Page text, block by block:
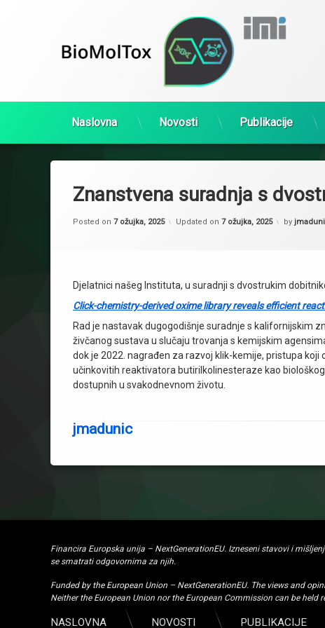
Naslovna Novosti Publikacije
Znanstvena suradnja s
Posted on 7 ožujka, 2025 Updated on 7 ožujka, 2025 by
Djelatnici našeg Instituta, u suradnji s dvostrukim
Click-chemistry-derived oxime library reveals efficient
Rad je nastavak dugogodišnje suradnje s kalifornijskim
živčanog sustava u slučaju trovanja s kemijskim
dok je 2022. nagrađen za razvoj klik-kemije, pristupa
učinkovitih reaktivatora butirilkolinesteraze kao
dostupnih u svakodnevnom životu.
jmadunic
Financira Europska unija – NextGenerationEU. Izneseni stavovi i
se smatrati odgovornima za njih.
Funded by the European Union – NextGenerationEU. The views and
Neither the European Union nor the European Commission can be held
NASLOVNA NOVOSTI PUBLIKACIJE